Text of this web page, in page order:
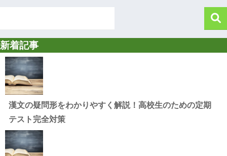
新着記事
漢文の疑問形をわかりやすく解説！高校生のための定期
テスト完全対策